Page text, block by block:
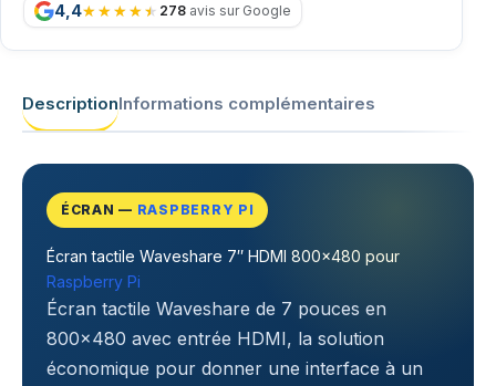
4,4 278 avis sur Google
DescriptionInformations complémentaires
ÉCRAN — RASPBERRY PI
Écran tactile Waveshare 7″ HDMI 800×480 pour
Raspberry Pi
Écran tactile Waveshare de 7 pouces en
800×480 avec entrée HDMI, la solution
économique pour donner une interface à un